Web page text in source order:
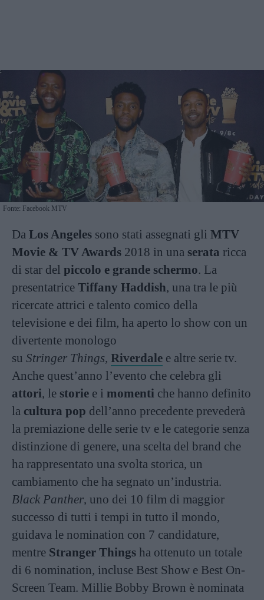
Fonte: Facebook MTV
Da Los Angeles sono stati assegnati gli MTV
Movie & TV Awards 2018 in una serata ricca
di star del piccolo e grande schermo. La
presentatrice Tiffany Haddish, una tra le più
ricercate attrici e talento comico della
televisione e dei film, ha aperto lo show con un
divertente monologo
su Stringer Things, Riverdale e altre serie tv.
Anche quest’anno l’evento che celebra gli
attori, le storie e i momenti che hanno definito
la cultura pop dell’anno precedente prevederà
la premiazione delle serie tv e le categorie senza
distinzione di genere, una scelta del brand che
ha rappresentato una svolta storica, un
cambiamento che ha segnato un’industria.
Black Panther, uno dei 10 film di maggior
successo di tutti i tempi in tutto il mondo,
guidava le nomination con 7 candidature,
mentre Stranger Things ha ottenuto un totale
di 6 nomination, incluse Best Show e Best On-
Screen Team. Millie Bobby Brown è nominata